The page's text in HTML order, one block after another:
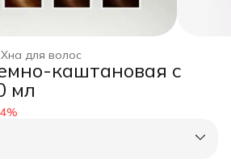
Хна для волос
каштановая с
мл
%